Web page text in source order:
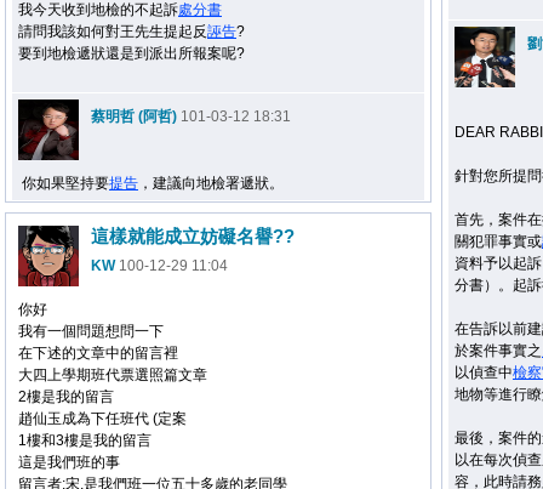
我今天收到地檢的不起訴處分書
請問我該如何對王先生提起反誣告?
要到地檢遞狀還是到派出所報案呢?
蔡明哲 (阿哲) 101-03-12 18:31
你如果堅持要提告 ，建議向地檢署遞狀。
DEAR
針對您所提
首先，案件
關犯罪事實或
資料予以起
分書）。起
在告訴以前
於案件事實之
以偵查中檢
地物等進行
最後，案件
以在每次偵
容，此時請
這樣就能成立妨礙名譽??
KW100-12-29 11:04
你好
我有一個問題想問一下
在下述的文章中的留言裡
大四上學期班代票選照篇文章
2樓是我的留言
趙仙玉成為下任班代 (定案
1樓和3樓是我的留言
這是我們班的事
留言者:宋,是我們班一位五十多歲的老同學